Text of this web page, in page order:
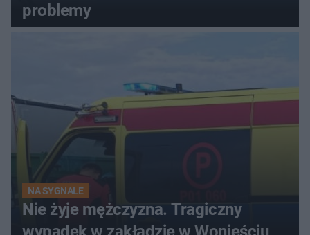
problemy
NA SYGNALE
Nie żyje mężczyzna. Tragiczny